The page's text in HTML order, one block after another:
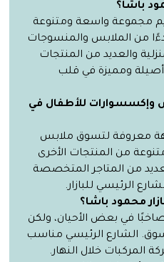
باشا؟
مجموعة واسعة ومتنوعة
من الملابس والمنسوجات
والعديد من المنتجات
أصيلة ومميزة في قلب
وإكسسوارات للأطفال في
معروفة لتسوق ملابس
من المنتجات الأخرى
من المتاجر المتخصصة
الرئيسي للبازار.
محمود باشا؟
في بعض الأحيان، ولكن
الشارع الرئيسي مناسب
المركبات خلال النهار.